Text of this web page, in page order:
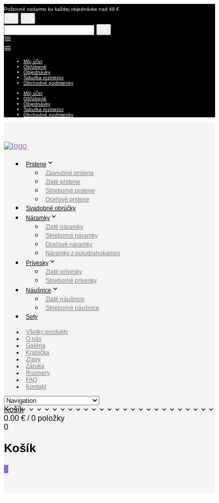
Poštovné zadarmo ku každej objednávke nad 49 €
Môj účet
Obľúbené
Objednávky
Tabuľka rozmerov
Obchodné podmienky
Môj účet
Obľúbené
Objednávky
Tabuľka rozmerov
Obchodné podmienky
Prstene
Zásnubné prstene
Zlaté prstene
Strieborné prstene
Oceľové prstene
Svadobné obrúčky
Náramky
Zlaté náramky
Strieborné náramky
Oceľové náramky
Náramky z polodrahokamov
Prívesky
Zlaté prívesky
Strieborné prívesky
Náušnice
Zlaté náušnice
Strieborné náušnice
Sety
Všetky produkty
O nás
Galéria
Krabička
Zľavy
Záruka
Rozmery
FAQ
Kontakt
Košík
0.00 € / 0 položky
0
Košík